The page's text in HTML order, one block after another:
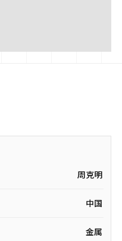
周克明
中国
金属